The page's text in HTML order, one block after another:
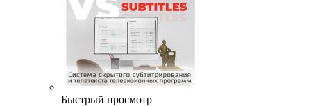
Быстрый просмотр